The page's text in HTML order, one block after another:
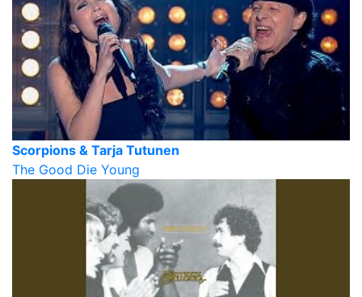
Scorpions & Tarja Tutunen
The Good Die Young